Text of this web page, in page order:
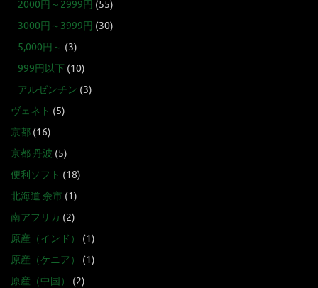
2000円～2999円 (55)
3000円～3999円 (30)
5,000円～ (3)
999円以下 (10)
アルゼンチン (3)
ヴェネト (5)
京都 (16)
京都 丹波 (5)
便利ソフト (18)
北海道 余市 (1)
南アフリカ (2)
原産（インド）
(1)
原産（ケニア）
(1)
原産（中国）
(2)